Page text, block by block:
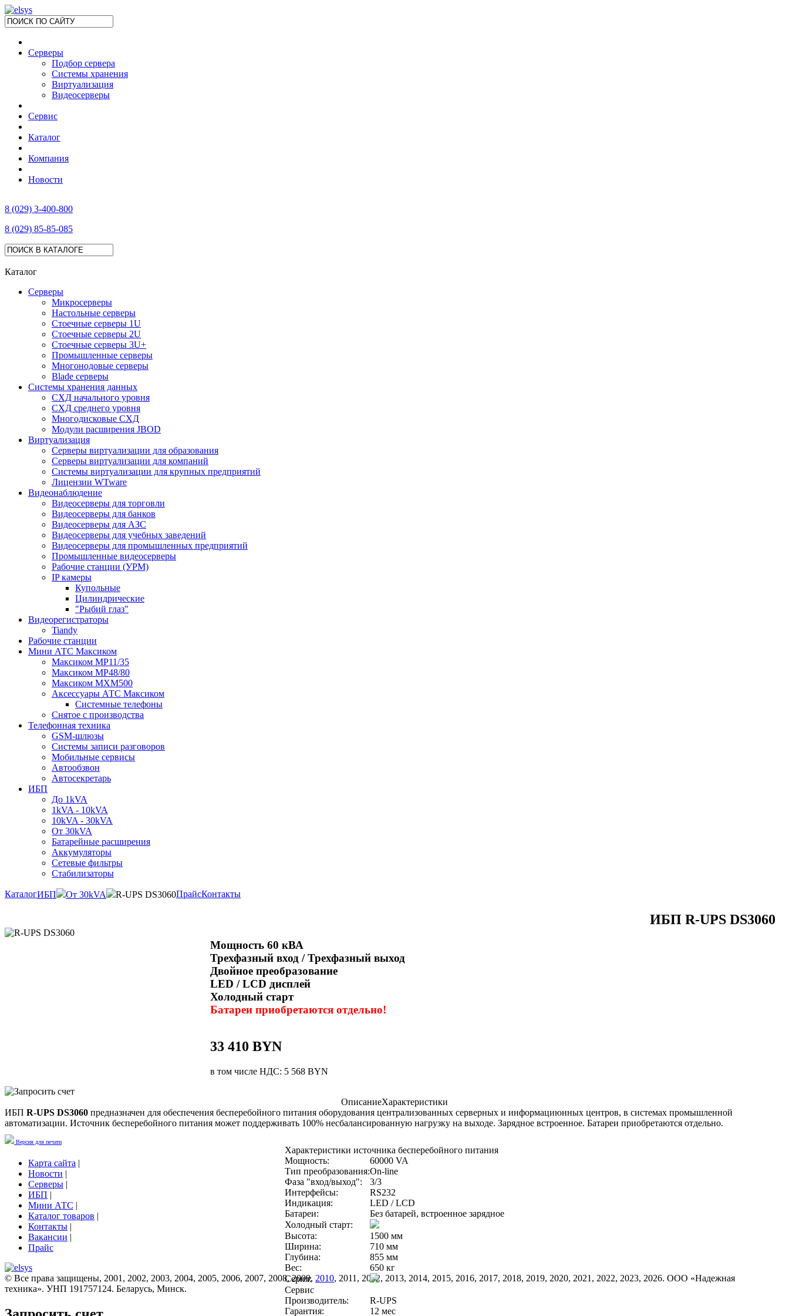
Серверы
Подбор сервера
Системы хранения
Виртуализация
Видеосерверы
Сервис
Каталог
Компания
Новости
8 (029) 3-400-800
8 (029) 85-85-085
Каталог
Серверы
Микросерверы
Настольные серверы
Стоечные серверы 1U
Стоечные серверы 2U
Стоечные серверы 3U+
Промышленные серверы
Многонодовые серверы
Blade серверы
Системы хранения данных
СХД начального уровня
СХД среднего уровня
Многодисковые СХД
Модули расширения JBOD
Виртуализация
Серверы виртуализации для образования
Серверы виртуализации для компаний
Системы виртуализации для крупных предприятий
Лицензии WTware
Видеонаблюдение
Видеосерверы для торговли
Видеосерверы для банков
Видеосерверы для АЗС
Видеосерверы для учебных заведений
Видеосерверы для промышленных предприятий
Промышленные видеосерверы
Рабочие станции (УРМ)
IP камеры
Купольные
Цилиндрические
"Рыбий глаз"
Видеорегистраторы
Tiandy
Рабочие станции
Мини АТС Максиком
Максиком MP11/35
Максиком MP48/80
Максиком MXM500
Аксессуары АТС Максиком
Системные телефоны
Снятое с производства
Телефонная техника
GSM-шлюзы
Системы записи разговоров
Мобильные сервисы
Автообзвон
Автосекретарь
ИБП
До 1kVA
1kVA - 10kVA
10kVA - 30kVA
От 30kVA
Батарейные расширения
Аккумуляторы
Сетевые фильтры
Стабилизаторы
КаталогИБП От 30kVA R-UPS DS3060ПрайсКонтакты
ИБП R-UPS DS3060
Мощность 60 кВА
Трехфазный вход / Трехфазный выход
Двойное преобразование
LED / LCD дисплей
Холодный старт
Батареи приобретаются отдельно!
33 410 BYN
в том числе НДС: 5 568 BYN
ОписаниеХарактеристики
ИБП R-UPS DS3060 предназначен для обеспечения бесперебойного питания оборудования централизованных серверных и информациюнных центров, в системах промышленной
автоматизации. Источник бесперебойного питания может поддерживать 100% несбалансированную нагрузку на выходе. Зарядное встроенное. Батареи приобретаются отдельно.
Версия для печати
Характеристики источника бесперебойного питания
Мощность:
60000 VA
Тип преобразования:On-line
Фаза "вход/выход":
3/3
Интерфейсы:
RS232
Индикация:
LED / LCD
Батареи:
Без батарей, встроенное зарядное
Холодный старт:
Высота:
1500 мм
Ширина:
710 мм
Глубина:
855 мм
Вес:
650 кг
Серия:
Сервис
Производитель:
R-UPS
Гарантия:
12 мес
Карта сайта |
Новости |
Серверы |
ИБП |
Мини АТС |
Каталог товаров |
Контакты |
Вакансии |
Прайс
© Все права защищены, 2001, 2002, 2003, 2004, 2005, 2006, 2007, 2008, 2009, 2010, 2011, 2012, 2013, 2014, 2015, 2016, 2017, 2018, 2019, 2020, 2021, 2022, 2023, 2026. ООО «Надежная
техника». УНП 191757124. Беларусь, Минск.